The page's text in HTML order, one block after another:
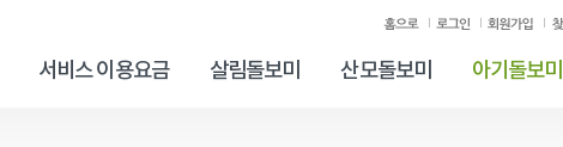
서비스 이용요금 살림돌보미 산모돌보미 아기돌보미